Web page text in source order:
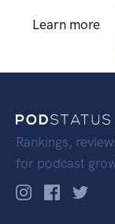
Learn more
Rankings,
for podcast